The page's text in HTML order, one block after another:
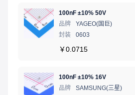
100nF ±10% 50V
品牌
YAGEO(国巨)
封装
0603
￥0.0715
100nF ±10% 16V
品牌
SAMSUNG(三星)